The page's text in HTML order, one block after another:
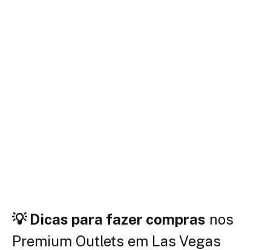
💡 Dicas para fazer compras nos
Premium Outlets em Las Vegas